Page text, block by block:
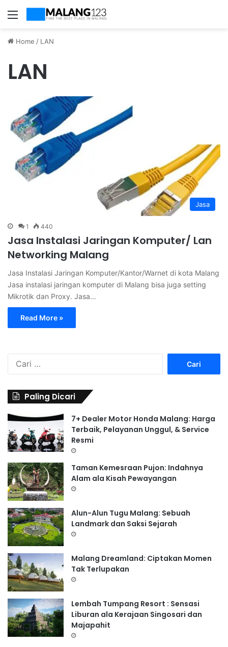
Home / LAN
LAN
Jasa
1 440
Jasa Instalasi Jaringan Komputer/ Lan
Networking Malang
Jasa Instalasi Jaringan Komputer/Kantor/Warnet di kota Malang
Jasa instalasi jaringan komputer di Malang bisa juga setting
Mikrotik dan Proxy. Jasa…
Read More »
t
u
Paling Dicari
7+ Dealer Motor Honda Malang: Harga
Terbaik, Pelayanan Unggul, & Service
Resmi
Taman Kemesraan Pujon: Indahnya
Alam ala Kisah Pewayangan
Alun-Alun Tugu Malang: Sebuah
Landmark dan Saksi Sejarah
Malang Dreamland: Ciptakan Momen
Tak Terlupakan
Lembah Tumpang Resort : Sensasi
Liburan ala Kerajaan Singosari dan
Majapahit